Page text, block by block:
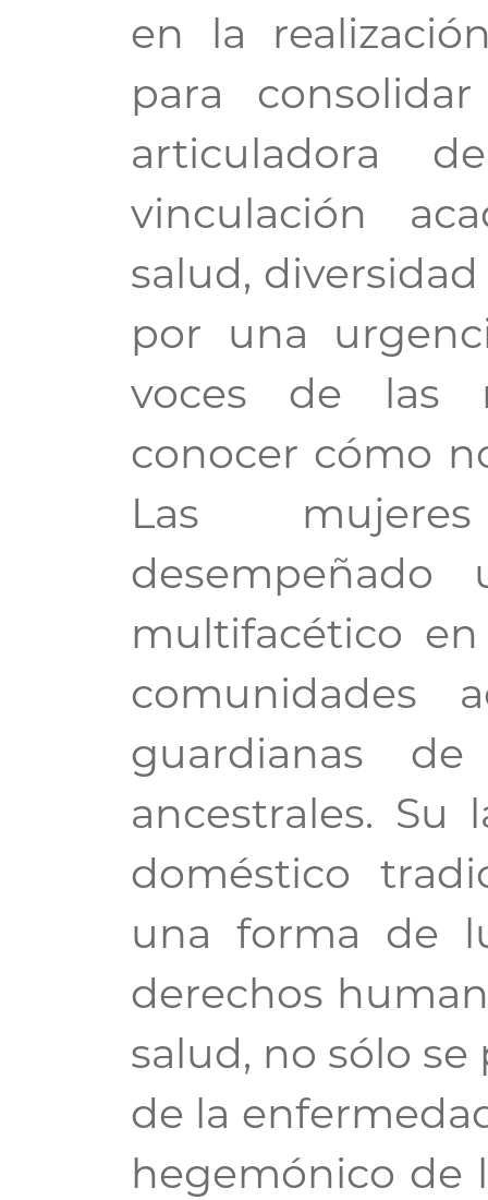
en la
para
articuladora
vinculación
salud,
por una
voces de las
conocer cómo
Las
multifacético
comunidades
guardianas
ancestrales. Su
doméstico
una forma de
derechos
salud, no sólo
de la
hegemónico de